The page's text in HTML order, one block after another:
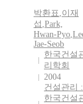
박환표,이재
섭 ,Park,
Hwan-Pyo,
Jae-Seob
한국건설
리학회
2004
건설관리 :
한국건설